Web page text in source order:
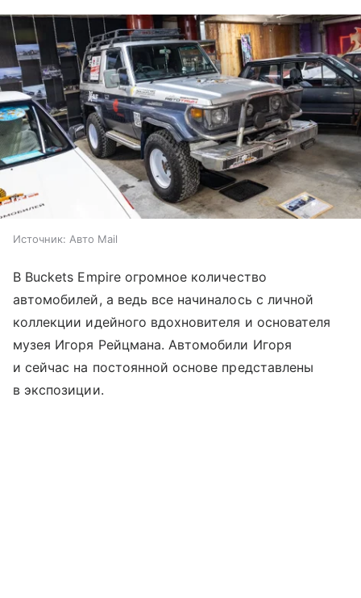
Источник: Авто Mail
В Buckets Empire огромное количество
автомобилей, а ведь все начиналось с личной
коллекции идейного вдохновителя и основателя
музея Игоря Рейцмана. Автомобили Игоря
и сейчас на постоянной основе представлены
в экспозиции.